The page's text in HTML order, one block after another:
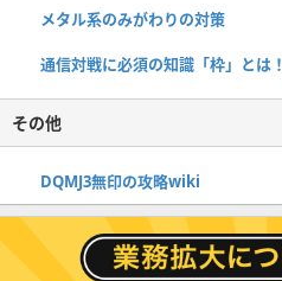
メタル系のみがわりの対策
通信対戦に必須の知識「枠」とは！
その他
DQMJ3無印の攻略wiki